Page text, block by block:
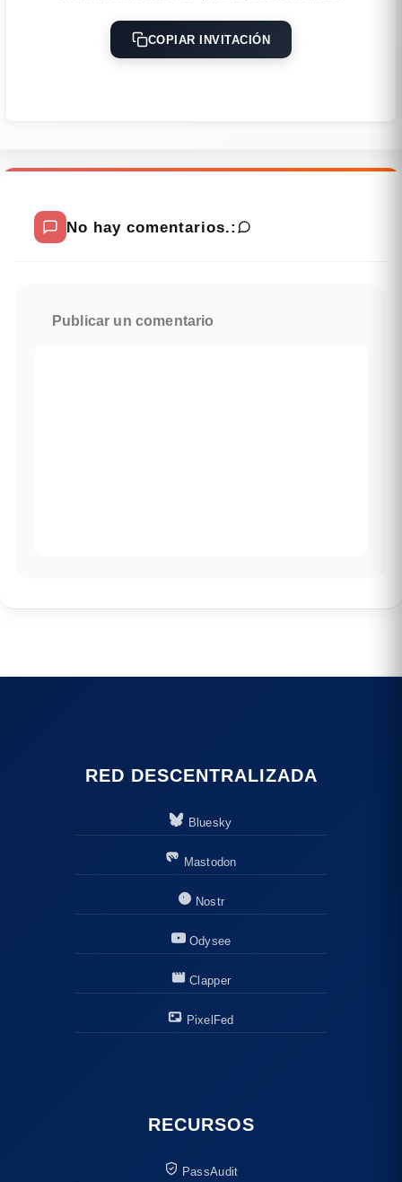
COPIAR INVITACIÓN
No hay comentarios.:
Publicar un comentario
RED DESCENTRALIZADA
Bluesky
Mastodon
Nostr
Odysee
Clapper
PixelFed
RECURSOS
PassAudit